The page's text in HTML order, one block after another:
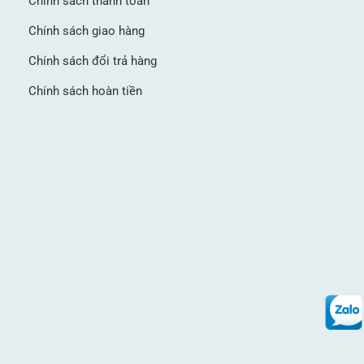
Chính sách giao hàng
Chính sách đổi trả hàng
Chính sách hoàn tiền